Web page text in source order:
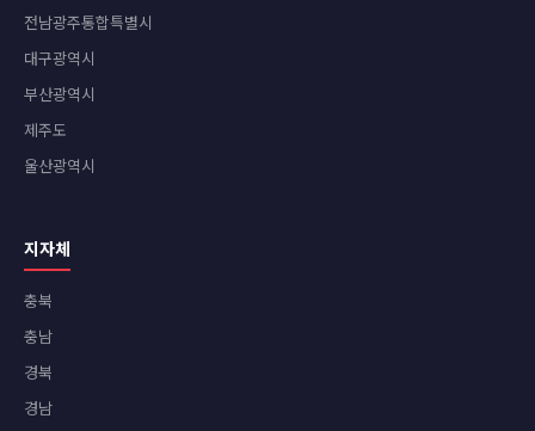
전남광주통합특별시
대구광역시
부산광역시
제주도
울산광역시
지자체
충북
충남
경북
경남